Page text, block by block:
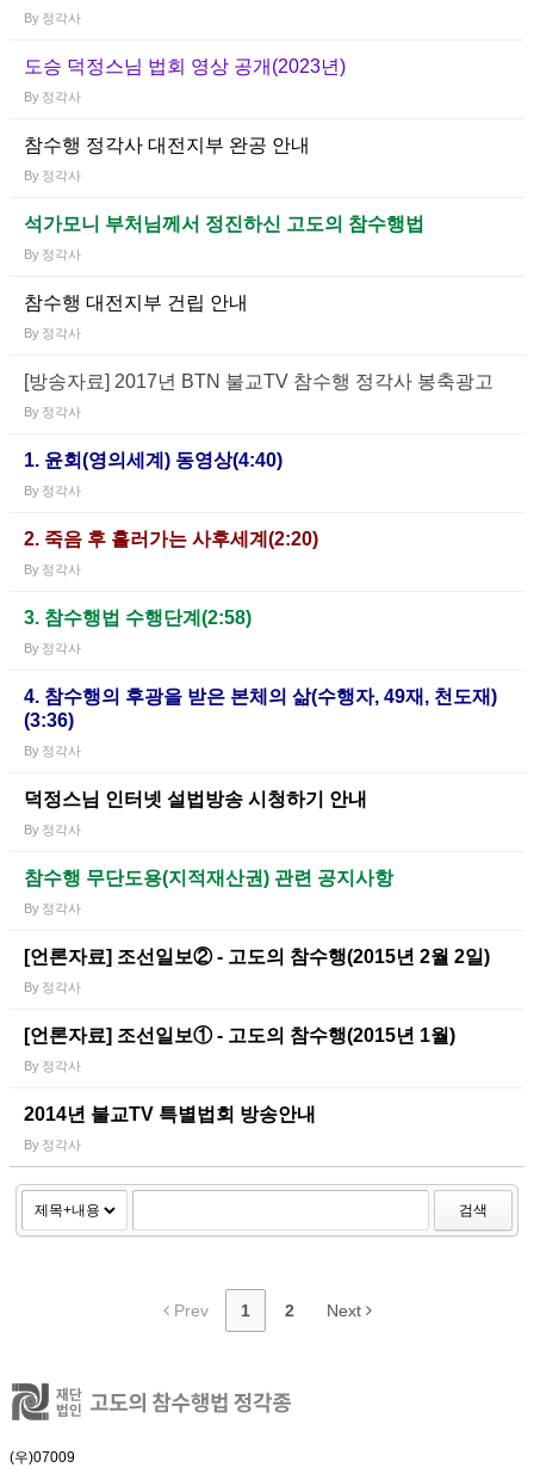
By 정각사
도승 덕정스님 법회 영상 공개(2023년)
By 정각사
참수행 정각사 대전지부 완공 안내
By 정각사
석가모니 부처님께서 정진하신 고도의 참수행법
By 정각사
참수행 대전지부 건립 안내
By 정각사
[방송자료] 2017년 BTN 불교TV 참수행 정각사 봉축광고
By 정각사
1. 윤회(영의세계) 동영상(4:40)
By 정각사
2. 죽음 후 흘러가는 사후세계(2:20)
By 정각사
3. 참수행법 수행단계(2:58)
By 정각사
4. 참수행의 후광을 받은 본체의 삶(수행자, 49재, 천도재)
(3:36)
By 정각사
덕정스님 인터넷 설법방송 시청하기 안내
By 정각사
참수행 무단도용(지적재산권) 관련 공지사항
By 정각사
[언론자료] 조선일보② - 고도의 참수행(2015년 2월 2일)
By 정각사
[언론자료] 조선일보① - 고도의 참수행(2015년 1월)
By 정각사
2014년 불교TV 특별법회 방송안내
By 정각사
검색
Prev 1 2 Next
(우)07009